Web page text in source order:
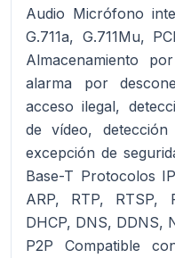
Audio Micrófono
G.711a, G.711Mu,
Almacenamiento
alarma por
acceso ilegal,
de vídeo,
excepción de
Base-T Protocolos
ARP, RTP, RTSP,
DHCP, DNS, DDNS,
P2P Compatible